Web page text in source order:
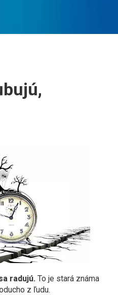
radujú. To je stará známa
z ľudu.